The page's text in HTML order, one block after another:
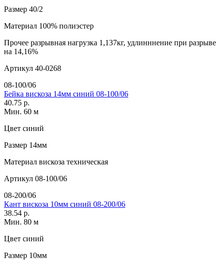
Размер 40/2
Материал 100% полиэстер
Прочее разрывная нагрузка 1,137кг, удлинннение при разрыве
на 14,16%
Артикул 40-0268
08-100/06
Бейка вискоза 14мм синий 08-100/06
40.75 р.
Мин. 60 м
Цвет синий
Размер 14мм
Материал вискоза техническая
Артикул 08-100/06
08-200/06
Кант вискоза 10мм синий 08-200/06
38.54 р.
Мин. 80 м
Цвет синий
Размер 10мм